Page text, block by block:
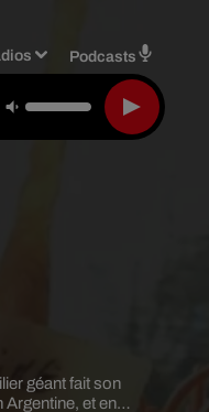
Podcasts
El Tapo
géant fait son
Argentine, et en